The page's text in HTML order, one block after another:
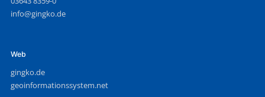
info@gingko.de
Web
gingko.de
geoinformationssystem.net